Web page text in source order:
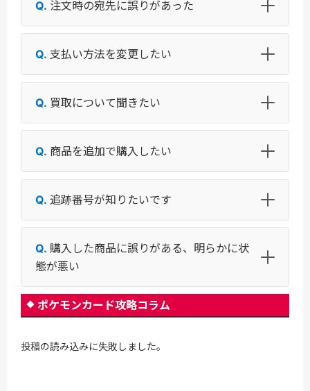
注文時の宛先に誤りがあった
支払い方法を変更したい
買取について聞きたい
商品を追加で購入したい
追跡番号が知りたいです
購入した商品に誤りがある、明らかに状
態が悪い
ポケモンカード攻略コラム
投稿の読み込みに失敗しました。